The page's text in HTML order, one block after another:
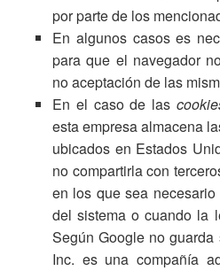
por parte de los
En algunos casos es
para que el navegador
no aceptación de las
En el caso de las
esta empresa almacena
ubicados en Estados
no compartirla con
en los que sea
del sistema o cuando la
Según Google no
Inc. es una compañía